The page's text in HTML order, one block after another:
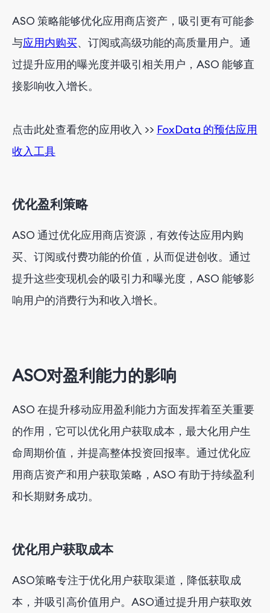
ASO 策略能够优化应用商店资产，吸引更有可能参
与应用内购买、订阅或高级功能的高质量用户。通
过提升应用的曝光度并吸引相关用户，ASO 能够直
接影响收入增长。
点击此处查看您的应用收入 >> FoxData 的预估应用
收入工具
优化盈利策略
ASO 通过优化应用商店资源，有效传达应用内购
买、订阅或付费功能的价值，从而促进创收。通过
提升这些变现机会的吸引力和曝光度，ASO 能够影
响用户的消费行为和收入增长。
ASO对盈利能力的影响
ASO 在提升移动应用盈利能力方面发挥着至关重要
的作用，它可以优化用户获取成本，最大化用户生
命周期价值，并提高整体投资回报率。通过优化应
用商店资产和用户获取策略，ASO 有助于持续盈利
和长期财务成功。
优化用户获取成本
ASO策略专注于优化用户获取渠道，降低获取成
本，并吸引高价值用户。ASO通过提升用户获取效